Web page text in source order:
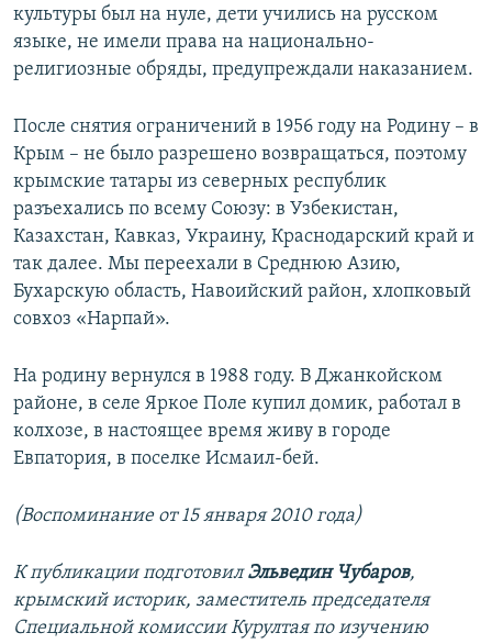
культуры был на нуле, дети учились на русском
языке, не имели права на национально-
религиозные обряды, предупреждали наказанием.
После снятия ограничений в 1956 году на Родину – в
Крым – не было разрешено возвращаться, поэтому
крымские татары из северных республик
разъехались по всему Союзу: в Узбекистан,
Казахстан, Кавказ, Украину, Краснодарский край и
так далее. Мы переехали в Среднюю Азию,
Бухарскую область, Навоийский район, хлопковый
совхоз «Нарпай».
На родину вернулся в 1988 году. В Джанкойском
районе, в селе Яркое Поле купил домик, работал в
колхозе, в настоящее время живу в городе
Евпатория, в поселке Исмаил-бей.
(Воспоминание от 15 января 2010 года)
К публикации подготовилЭльведин Чубаров,
крымский историк, заместитель председателя
Специальной комиссии Курултая по изучению